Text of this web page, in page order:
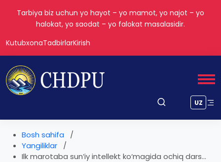
Tarbiya biz uchun yo hayot – yo mamot, yo najot – yo
halokat, yo saodat – yo falokat masalasidir.
KutubxonaTadbirlarKirish
UZ
Bosh sahifa
Yangiliklar
Ilk marotaba sun’iy intellekt ko‘magida ochiq dars...